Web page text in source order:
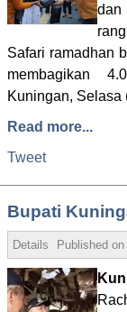
dan
Safari ramadhan
membagikan
Kuningan, Selasa
Read more...
Tweet
Bupati
Details Published on